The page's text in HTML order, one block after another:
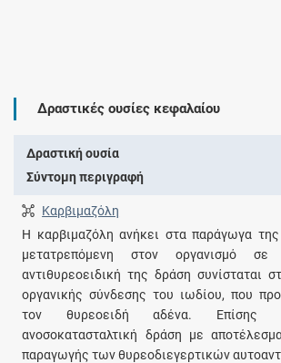
Δραστικές ουσίες κεφαλαίου
Δραστική ουσία
Σύντομη περιγραφή
Καρβιμαζόλη
Η καρβιμαζόλη ανήκει στα παράγωγα
μετατρεπόμενη στον οργανισμό σε
αντιθυρεοειδική της δράση συνίσταται
οργανικής σύνδεσης του ιωδίου, που
τον θυρεοειδή αδένα. Επίσης
ανοσοκατασταλτική δράση με
παραγωγής των θυρεοδιεγερτικών